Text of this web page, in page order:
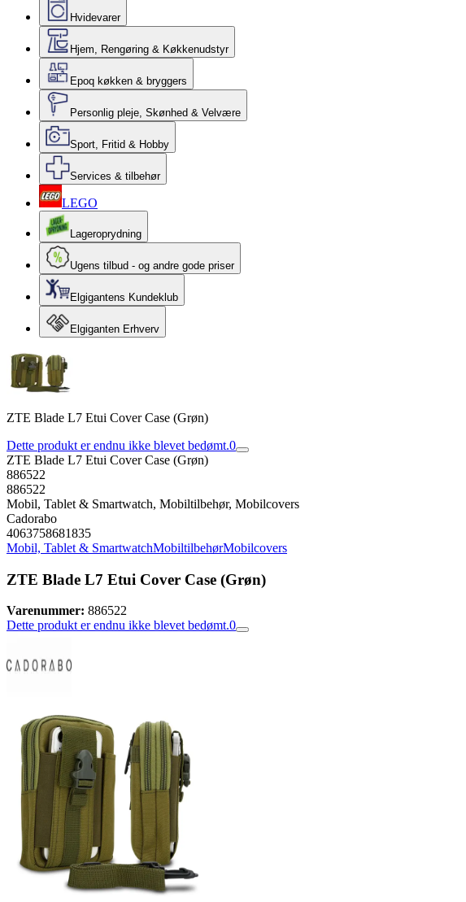
Hvidevarer
Hjem, Rengøring & Køkkenudstyr
Epoq køkken & bryggers
Personlig pleje, Skønhed & Velvære
Sport, Fritid & Hobby
Services & tilbehør
LEGO
Lageroprydning
Ugens tilbud - og andre gode priser
Elgigantens Kundeklub
Elgiganten Erhverv
ZTE Blade L7 Etui Cover Case (Grøn)
Dette produkt er endnu ikke blevet bedømt.0
ZTE Blade L7 Etui Cover Case (Grøn)
886522
886522
Mobil, Tablet & Smartwatch, Mobiltilbehør, Mobilcovers
Cadorabo
4063758681835
Mobil, Tablet & SmartwatchMobiltilbehørMobilcovers
ZTE Blade L7 Etui Cover Case (Grøn)
Varenummer: 886522
Dette produkt er endnu ikke blevet bedømt.0